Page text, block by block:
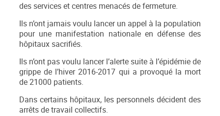
des services et centres menacés de fermeture.
Ils n’ont jamais voulu lancer un appel à la population
pour une manifestation nationale en défense des
hôpitaux sacrifiés.
Ils n’ont pas voulu lancer l’alerte suite à l’épidémie de
grippe de l’hiver 2016-2017 qui a provoqué la mort
de 21000 patients.
Dans certains hôpitaux, les personnels décident des
arrêts de travail collectifs.